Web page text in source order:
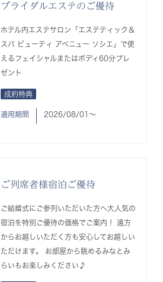
ブライダルエステのご優待
ホテル内エステサロン「エステティック＆
スパ ビューティ アベニュー ソシエ」で使
えるフェイシャルまたはボディ60分プレ
ゼント
成約特典
適用期間 2026/08/01〜
ご列席者様宿泊ご優待
ご結婚式にご参列いただいた方へ大人気の
宿泊を特別ご優待の価格でご案内！ 遠方
からお越しいただく方も安心してお越しい
ただけます。 お部屋から眺めるみなとみ
らいもお楽しみください♪